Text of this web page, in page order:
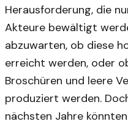
Herausforderung, die
Akteure bewältigt
abzuwarten, ob diese
erreicht werden, oder
Broschüren und leere
produziert werden.
nächsten Jahre